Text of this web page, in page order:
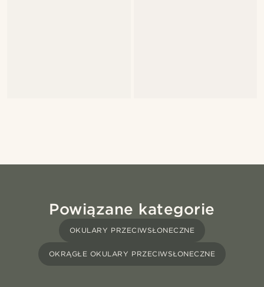
Powiązane kategorie
OKULARY PRZECIWSŁONECZNE
OKRĄGŁE OKULARY PRZECIWSŁONECZNE